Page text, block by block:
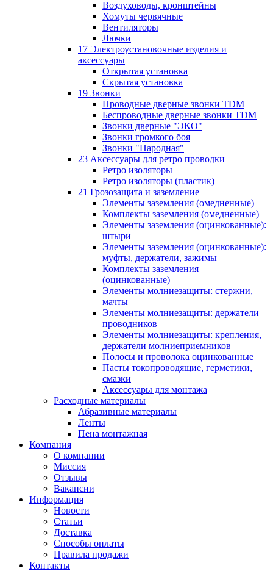
Воздуховоды, кронштейны
Хомуты червячные
Вентиляторы
Лючки
17 Электроустановочные изделия и
аксессуары
Открытая установка
Скрытая установка
19 Звонки
Проводные дверные звонки TDM
Беспроводные дверные звонки TDM
Звонки дверные "ЭКО"
Звонки громкого боя
Звонки "Народная"
23 Аксессуары для ретро проводки
Ретро изоляторы
Ретро изоляторы (пластик)
21 Грозозащита и заземление
Элементы заземления (омедненные)
Комплекты заземления (омедненные)
Элементы заземления (оцинкованные):
штыри
Элементы заземления (оцинкованные):
муфты, держатели, зажимы
Комплекты заземления
(оцинкованные)
Элементы молниезащиты: стержни,
мачты
Элементы молниезащиты: держатели
проводников
Элементы молниезащиты: крепления,
держатели молниеприемников
Полосы и проволока оцинкованные
Пасты токопроводящие, герметики,
смазки
Аксессуары для монтажа
Расходные материалы
Абразивные материалы
Ленты
Пена монтажная
Компания
О компании
Миссия
Отзывы
Вакансии
Информация
Новости
Статьи
Доставка
Способы оплаты
Правила продажи
Контакты